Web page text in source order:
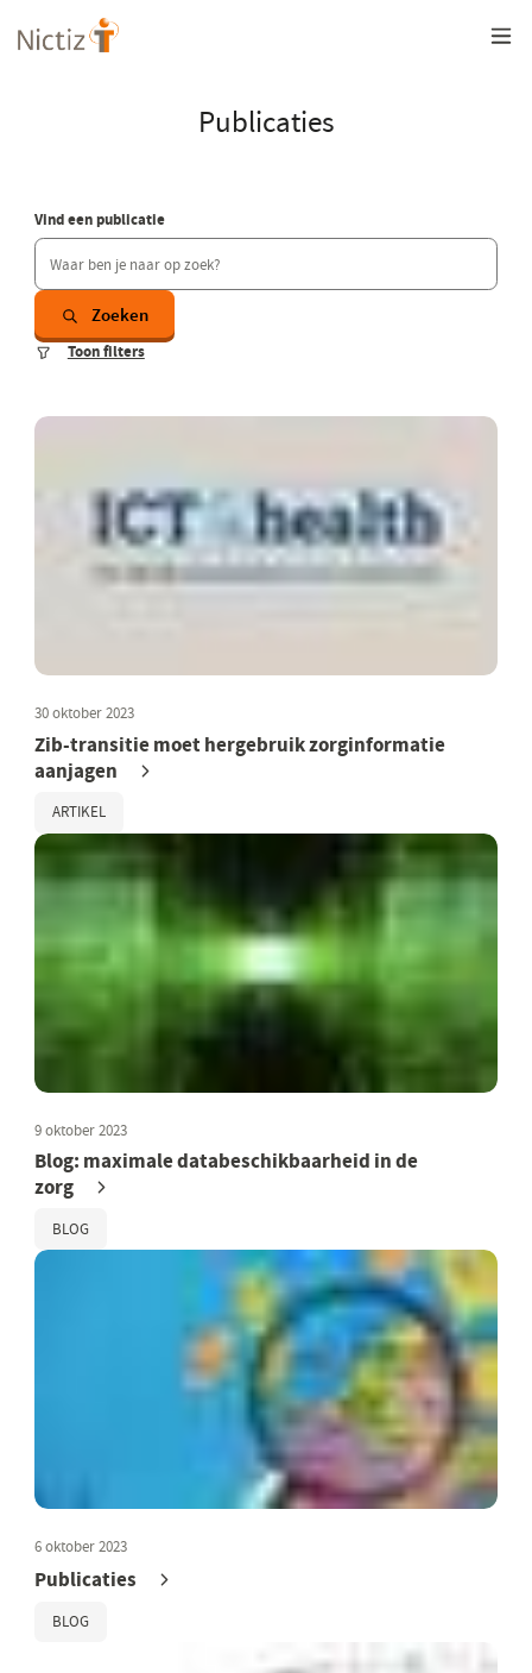
Overslaan
en
Publicaties
Vind een publicatie
Zoeken
Toon filters
30 oktober 2023
Zib-transitie moet hergebruik zorginformatie
aanjagen
ARTIKEL
9 oktober 2023
Blog: maximale databeschikbaarheid in de
zorg
BLOG
6 oktober 2023
Publicaties
BLOG